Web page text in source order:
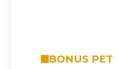
BONUS PET